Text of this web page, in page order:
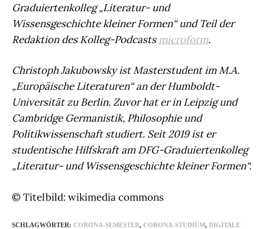
Graduiertenkolleg „Literatur- und
Wissensgeschichte kleiner Formen“ und Teil der
Redaktion des Kolleg-Podcastsmicroform.
Christoph Jakubowsky ist Masterstudent im M.A.
„Europäische Literaturen“ an der Humboldt-
Universität zu Berlin. Zuvor hat er in Leipzig und
Cambridge Germanistik, Philosophie und
Politikwissenschaft studiert. Seit 2019 ist er
studentische Hilfskraft am DFG-Graduiertenkolleg
„Literatur- und Wissensgeschichte kleiner Formen“.
© Titelbild: wikimedia commons
SCHLAGWÖRTER: CORONA-SEMESTER, CORONA-STUDIUM, DIGITALE